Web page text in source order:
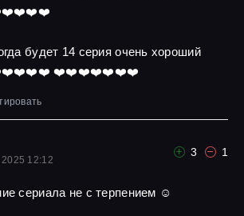
будет 14 серия очень хороший
❤️❤️❤️❤️❤️❤️❤️
12:12
3 1
сериала не с терпением ☺